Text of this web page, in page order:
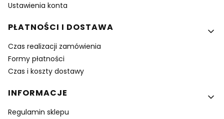
Ustawienia konta
PŁATNOŚCI I DOSTAWA
Czas realizacji zamówienia
Formy płatności
Czas i koszty dostawy
INFORMACJE
Regulamin sklepu